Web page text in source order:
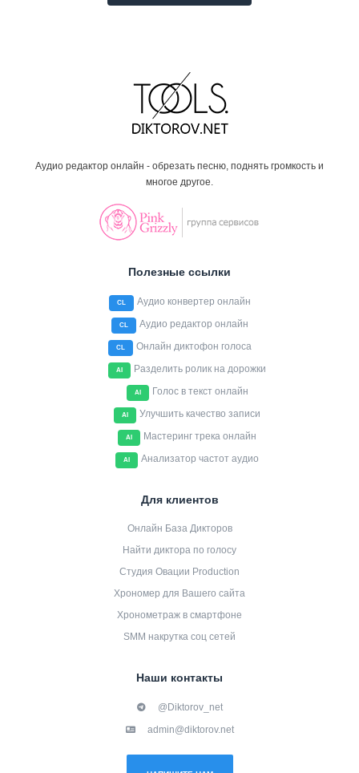
Аудио редактор онлайн - обрезать песню, поднять громкость и
многое другое.
Полезные ссылки
CL Аудио конвертер онлайн
CL Аудио редактор онлайн
CL Онлайн диктофон голоса
AI Разделить ролик на дорожки
AI Голос в текст онлайн
AI Улучшить качество записи
AI Мастеринг трека онлайн
AI Анализатор частот аудио
Для клиентов
Онлайн База Дикторов
Найти диктора по голосу
Студия Овации Production
Хрономер для Вашего сайта
Хронометраж в смартфоне
SMM накрутка соц сетей
Наши контакты
@Diktorov_net
admin@diktorov.net